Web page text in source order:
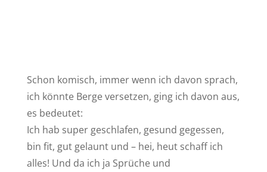
Schon komisch, immer wenn ich davon sprach,
ich könnte Berge versetzen, ging ich davon aus,
es bedeutet:
Ich hab super geschlafen, gesund gegessen,
bin fit, gut gelaunt und – hei, heut schaff ich
alles! Und da ich ja Sprüche und